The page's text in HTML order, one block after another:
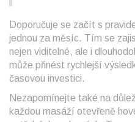
Doporučuje se začít s
jednou za měsíc. Tím se
nejen viditelné, ale i
může přinést rychlejší
časovou investici.
Nezapomínejte také na
každou masáží otevřeně